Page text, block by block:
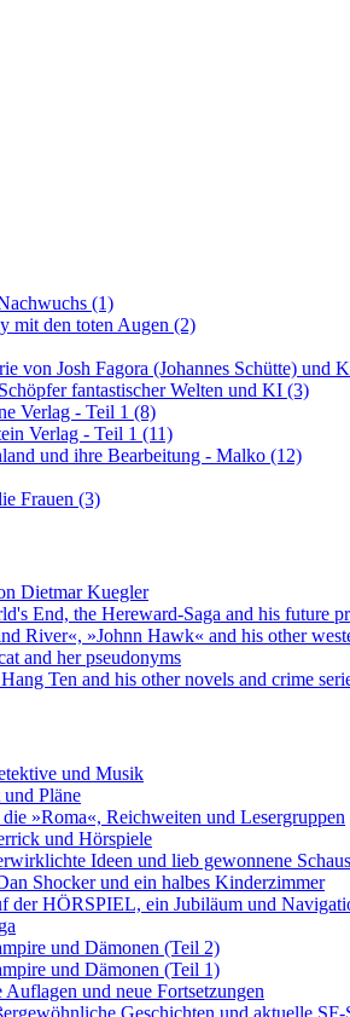
(1)
mit den toten Augen (2)
von Josh Fagora (Johannes Schütte) und
fantastischer Welten und KI (3)
Verlag - Teil 1 (8)
Verlag - Teil 1 (11)
und ihre Bearbeitung - Malko (12)
Frauen (3)
Dietmar Kuegler
End, the Hereward-Saga and his future
River«, »Johnn Hawk« and his other
and her pseudonyms
Ten and his other novels and crime
und Musik
Pläne
»Roma«, Reichweiten und Lesergruppen
und Hörspiele
Ideen und lieb gewonnene
Shocker und ein halbes Kinderzimmer
der HÖRSPIEL, ein Jubiläum und
und Dämonen (Teil 2)
und Dämonen (Teil 1)
und neue Fortsetzungen
Geschichten und aktuelle SF-